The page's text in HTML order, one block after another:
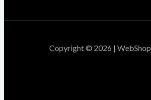
Copyright © 2026 | WebShop